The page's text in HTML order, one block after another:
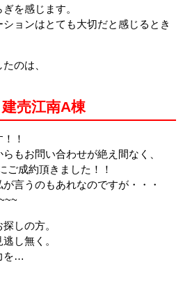
を感じます。
ョンはとても大切だと感じるとき
のは、
売江南A棟
！
もお問い合わせが絶え間なく、
ご成約頂きました！！
言うのもあれなのですが・・・
しの方。
し無く。
を…